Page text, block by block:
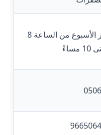
على مدار الأسبوع من الساعة 8